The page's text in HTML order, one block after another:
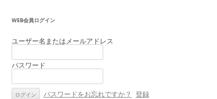
ゲ
ー
ョ
WEB会員ログイン
ユーザー名またはメールアドレス
パスワード
パスワードをお忘れですか？ 登録